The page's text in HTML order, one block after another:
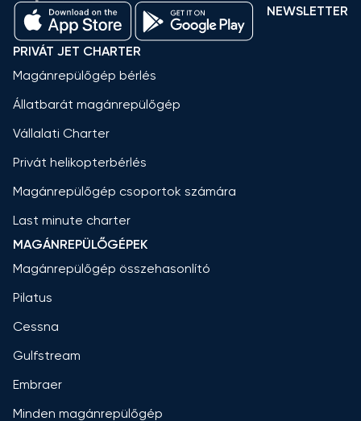
NEWSLETTER
PRIVÁT JET CHARTER
Magánrepülőgép bérlés
Állatbarát magánrepülőgép
Vállalati Charter
Privát helikopterbérlés
Magánrepülőgép csoportok számára
Last minute charter
MAGÁNREPÜLŐGÉPEK
Magánrepülőgép összehasonlító
Pilatus
Cessna
Gulfstream
Embraer
Minden magánrepülőgép